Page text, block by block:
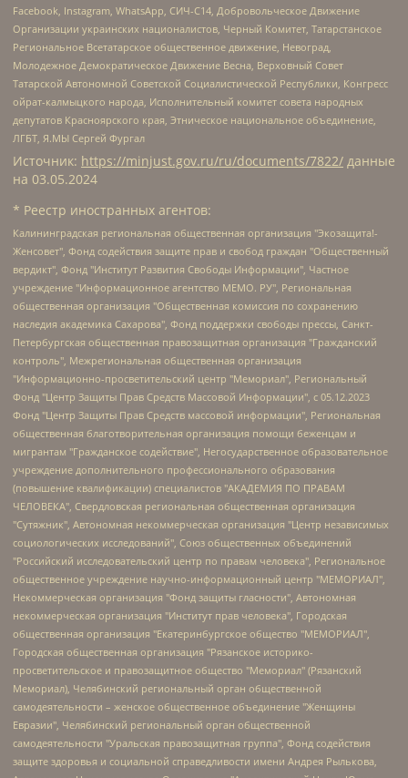
Facebook, Instagram, WhatsApp, СИЧ-С14, Добровольческое Движение
Организации украинских националистов, Черный Комитет, Татарстанское
Региональное Всетатарское общественное движение, Невоград,
Молодежное Демократическое Движение Весна, Верховный Совет
Татарской Автономной Советской Социалистической Республики, Конгресс
ойрат-калмыцкого народа, Исполнительный комитет совета народных
депутатов Красноярского края, Этническое национальное объединение,
ЛГБТ, Я.МЫ Сергей Фургал
Источник: https://minjust.gov.ru/ru/documents/7822/ данные
на 03.05.2024
* Реестр иностранных агентов:
Калининградская региональная общественная организация "Экозащита!-Женсовет", Фонд содействия защите прав и свобод граждан "Общественный вердикт", Фонд "Институт Развития Свободы Информации", Частное учреждение "Информационное агентство МЕМО. РУ", Региональная общественная организация "Общественная комиссия по сохранению наследия академика Сахарова", Фонд поддержки свободы прессы, Санкт-Петербургская общественная правозащитная организация "Гражданский контроль", Межрегиональная общественная организация "Информационно-просветительский центр "Мемориал", Региональный Фонд "Центр Защиты Прав Средств Массовой Информации", с 05.12.2023 Фонд "Центр Защиты Прав Средств массовой информации", Региональная общественная благотворительная организация помощи беженцам и мигрантам "Гражданское содействие", Негосударственное образовательное учреждение дополнительного профессионального образования (повышение квалификации) специалистов "АКАДЕМИЯ ПО ПРАВАМ ЧЕЛОВЕКА", Свердловская региональная общественная организация "Сутяжник", Автономная некоммерческая организация "Центр независимых социологических исследований", Союз общественных объединений "Российский исследовательский центр по правам человека", Региональное общественное учреждение научно-информационный центр "МЕМОРИАЛ", Некоммерческая организация "Фонд защиты гласности", Автономная некоммерческая организация "Институт прав человека", Городская общественная организация "Екатеринбургское общество "МЕМОРИАЛ", Городская общественная организация "Рязанское историко-просветительское и правозащитное общество "Мемориал" (Рязанский Мемориал), Челябинский региональный орган общественной самодеятельности – женское общественное объединение "Женщины Евразии", Челябинский региональный орган общественной самодеятельности "Уральская правозащитная группа", Фонд содействия защите здоровья и социальной справедливости имени Андрея Рылькова, Автономная Некоммерческая Организация "Аналитический Центр Юрия Левады", Автономная некоммерческая организация социальной поддержки населения "Проект Апрель", Региональная общественная организация помощи женщинам и детям, находящимся в кризисной ситуации "Информационно-методический центр "Анна", Фонд содействия развитию массовых коммуникаций и правовому просвещению "Так-так-Так", Фонд содействия устойчивому развитию "Серебряная тайга", Свердловский региональный общественный фонд социальных проектов "Новое время", "Idel.Реалии", Кавказ.Реалии, Крым.Реалии, Телеканал Настоящее Время, Татаро-башкирская служба Радио Свобода (Azatliq Radiosi), Радио Свободная Европа/Радио Свобода (PCE/PC), "Сибирь.Реалии", "Фактограф", Благотворительный фонд помощи осужденным и их семьям, Автономная некоммерческая организация "Институт глобализации и социальных движений", Фонд "В защиту прав заключенных", Частное учреждение "Центр поддержки и содействия развитию средств массовой информации", Пензенский региональный общественный благотворительный фонд "Гражданский союз", "Север.Реалии", Некоммерческая организация Фонд "Правовая инициатива", Общество с ограниченной ответственностью "Радио Свободная Европа/Радио Свобода", Чешское информационное агентство "MEDIUM-ORIENT", Красноярская региональная общественная организация "Мы против СПИДа", Камалягин Денис Николаевич, Маркелов Сергей Евгеньевич, Пономарев Лев Александрович, Савицкая Людмила Алексеевна, Автономная некоммерческая организация "Центр по работе с проблемой насилия "НАСИЛИЮ.НЕТ", Межрегиональный профессиональный союз работников здравоохранения "Альянс врачей", Юридическое лицо, зарегистрированное в Латвийской Республике, SIA "Medusa Project" (регистрационный номер 40103797863, дата регистрации 10.06.2014), Некоммерческая организация "Фонд по борьбе с коррупцией", Автономная некоммерческая организация "Институт права и публичной политики", Баданин Роман Сергеевич, Гликин Максим Александрович, Железнова Мария Михайловна, Лукьянова Юлия Сергеевна, Маетная Елизавета Витальевна, Маняхин Петр Борисович, Чуракова Ольга Владимировна, Ярош Юлия Петровна, Юридическое лицо "The Insider SIA", зарегистрированное в Риге, Латвийская Республика (дата регистрации 26.06.2015), являющееся администратором доменного имени интернет-издания "The Insider SIA", https://theins.ru, Постернак Алексей Евгеньевич, Рубин Михаил Аркадьевич, Анин Роман Александрович, Юридическое лицо Istories fonds, зарегистрированное в Латвийской Республике (регистрационный номер 50008295751, дата регистрации 24.02.2020), Великовский Дмитрий Александрович, Долинина Ирина Николаевна, Мароховская Алеся Алексеевна, Шлейнов Роман Юрьевич, Шмагун Олеся Валентиновна, Общество с ограниченной ответственностью "Альтаир 2021", Общество с ограниченной ответственностью "Вега 2021", Общество с ограниченной ответственностью "Главный редактор 2021", Общество с ограниченной ответственностью "Ромашки монолит", Важенков Артем Валерьевич, Ивановская областная общественная организация "Центр гендерных исследований", Гурман Юрий Альбертович, Медиапроект "ОВД-Инфо", Егоров Владимир Владимирович, Жилинский Владимир Александрович, Общество с ограниченной ответственностью "ЗП", Иванова София Юрьевна, Карезина Инна Павловна, Кильтау Екатерина Викторовна, Петров Алексей Викторович, Пискунов Сергей Евгеньевич, Смирнов Сергей Сергеевич, Тихонов Михаил Сергеевич, Общество с ограниченной ответственностью "ЖУРНАЛИСТ-ИНОСТРАННЫЙ АГЕНТ", Арапова Галина Юрьевна, Вольтская Татьяна Анатольевна, Американская компания "Mason G.E.S. Anonymous Foundation" (США), являющаяся владельцем интернет-издания https://mnews.world/, Компания "Stichting Bellingcat", зарегистрированная в Нидерландах (дата регистрации 11.07.2018), Захаров Андрей Вячеславович, Клепиковская Екатерина Дмитриевна, Общество с ограниченной ответственностью "МЕМО", Перл Роман Александрович, Симонов Евгений Алексеевич, Соловьева Елена Анатольевна, Сотников Даниил Владимирович, Сурначева Елизавета Дмитриевна, Автономная некоммерческая организация по защите прав человека и информированию населения "Якутия – Наше Мнение", Общество с ограниченной ответственностью "Москоу диджитал медиа", с 26.01.2023 Общество с ограниченной ответственностью "Чайка Белые сады", Ветошкина Валерия Валерьевна, Заговора Максим Александрович, Межрегиональное общественное движение "Российская ЛГБТ - сеть", Оленичев Максим Владимирович, Павлов Иван Юрьевич, Скворцова Елена Сергеевна, Общество с ограниченной ответственностью "Как бы инагент", Кочетков Игорь Викторович, Общество с ограниченной ответственностью "Честные выборы", Еланчик Олег Александрович, Общество с ограниченной ответственностью "Нобелевский призыв", Гималова Регина Эмилевна, Григорьев Андрей Валерьевич, Григорьева Алина Александровна, Ассоциация по содействию защите прав призывников, альтернативнослужащих и военнослужащих "Правозащитная группа "Гражданин.Армия.Право", Хисамова Регина Фаритовна, Автономная некоммерческая организация по реализации социально-правовых программ "Лилит", Дальневосточное общественное движение "Маяк", Санкт-Петербургская ЛГБТ-инициативная группа "Выход", Инициативная группа ЛГБТ+ "Реверс", Алексеев Андрей Викторович, Бекбулатова Таисия Львовна, Беляев Иван Михайлович, Владыкина Елена Сергеевна, Гельман Марат Александрович, Никульшина Вероника Юрьевна, Толоконникова Надежда Андреевна, Шендерович Виктор Анатольевич, Общество с ограниченной ответственностью "Данное сообщение", Общество с ограниченной ответственностью Издательский дом "Новая глава", Айнбиндер Александра Александровна, Московский комьюнити-центр для ЛГБТ+инициатив, Благотворительный фонд развития филантропии, Deutsche Welle (Германия, Kurt-Schumacher-Strasse 3, 53113 Bonn), Борзунова Мария Михайловна, Воробьев Виктор Викторович, Голубева Анна Львовна, Константинова Алла Михайловна, Малкова Ирина Владимировна, Мурадов Мурад Абдулгалимович, Осетинская Елизавета Николаевна, Понасенков Евгений Николаевич, Ганапольский Матвей Юрьевич, Киселев Евгений Алексеевич, Борухович Ирина Григорьевна, Дремин Иван Тимофеевич, Дубровский Дмитрий Викторович, Красноярская региональная общественная организация поддержки и развития альтернативных образовательных технологий и межкультурных коммуникаций "ИНТЕРРА", Маяковская Екатерина Алексеевна, Фейгин Марк Захарович, Филимонов Андрей Викторович, Дзугкоева Регина Николаевна, Доброхотов Роман Александрович, Дудь Юрий Александрович, Елкин Сергей Владимирович, Кругликов Кирилл Игоревич, Сабунаева Мария Леонидовна, Семенов Алексей Владимирович, Шаинян Карен Багратович, Шульман Екатерина Михайловна, Асафьев Артур Валерьевич, Вахштайн Виктор Семенович, Венедиктов Алексей Алексеевич, Лушникова Екатерина Евгеньевна, Волков Леонид Михайлович, Невзоров Александр Глебович, Пархоменко Сергей Борисович, Сироткин Ярослав Николаевич, Кара-Мурза Владимир Владимирович, Баранова Наталья Владимировна, Гозман Леонид Яковлевич, Кагарлицкий Борис Юльевич, Климарев Михаил Валерьевич, Милов Владимир Станиславович, Автономная некоммерческая организация Краснодарский центр современного искусства "Типография", Моргенштерн Алишер Тагирович, Соболь Любовь Эдуардовна, Общество с ограниченной ответственностью "ЛИЗА НОРМ", Каспаров Гарри Кимович, Ходорковский Михаил Борисович, Общество с ограниченной ответственностью "Апрельские тезисы", Данилович Ирина Брониславовна, Кашин Олег Владимирович, Петров Николай Владимирович, Пивоваров Алексей Владимирович, Соколов Михаил Владимирович, Цветкова Юлия Владимировна, Чичваркин Евгений Александрович, Комитет против пыток/Команда против пыток, Общество с ограниченной ответственностью "Первый научный", Общество с ограниченной ответственностью "Вертолет и ко", Белоцерковская Вероника Борисовна, Кац Максим Евгеньевич, Лазарева Татьяна Юрьевна, Шаведдинов Руслан Табризович, Яшин Илья Валерьевич, Общество с ограниченной ответственностью "Иноагент ААВ", Алешковский Дмитрий Петрович, Альбац Евгения Марковна, Быков Дмитрий Львович, Галямина Юлия Евгеньевна, Лойко Сергей Леонидович, Мартынов Кирилл Константинович, Медведев Сергей Александрович, Крашенинников Федор Геннадиевич, Гордеева Катерина Вл